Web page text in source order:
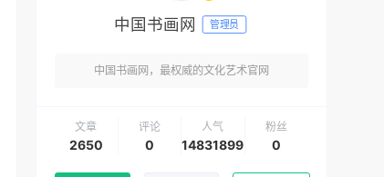
中国书画网 管理员
中国书画网，最权威的文化艺术官网
文章
2650
评论
0
人气
14831899
粉丝
0